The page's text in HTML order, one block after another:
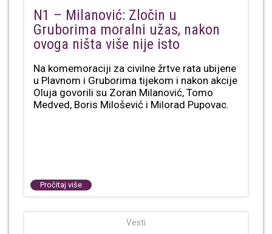
N1 – Milanović: Zločin u
Gruborima moralni užas, nakon
ovoga ništa više nije isto
Na komemoraciji za civilne žrtve rata ubijene
u Plavnom i Gruborima tijekom i nakon akcije
Oluja govorili su Zoran Milanović, Tomo
Medved, Boris Milošević i Milorad Pupovac.
Pročitaj više
Vesti